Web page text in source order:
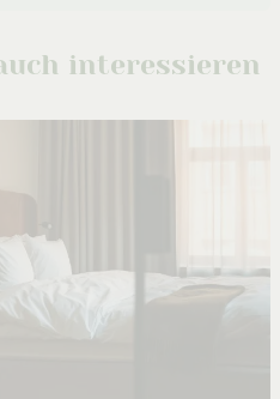
interessieren